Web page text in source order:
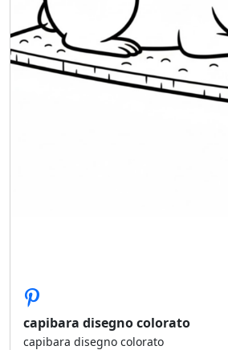
capibara disegno colorato
capibara disegno colorato